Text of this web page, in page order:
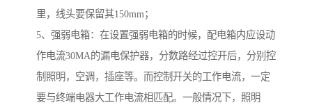
里，线头要保留其150mm；
5、强弱电箱：在设置强弱电箱的时候，配电箱内应设动
作电流30MA的漏电保护器，分数路经过控开后，分别控
制照明，空调，插座等。而控制开关的工作电流，一定
要与终端电器大工作电流相匹配。一般情况下，照明